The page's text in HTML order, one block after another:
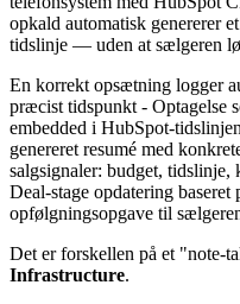
opkald automatisk genererer
tidslinje — uden at sælgeren
En korrekt opsætning logger
præcist tidspunkt - Optagelse
embedded i HubSpot-
genereret resumé med
salgsignaler: budget, tidslinje,
Deal-stage opdatering
opfølgningsopgave til
Det er forskellen på et "note-
Infrastructure.